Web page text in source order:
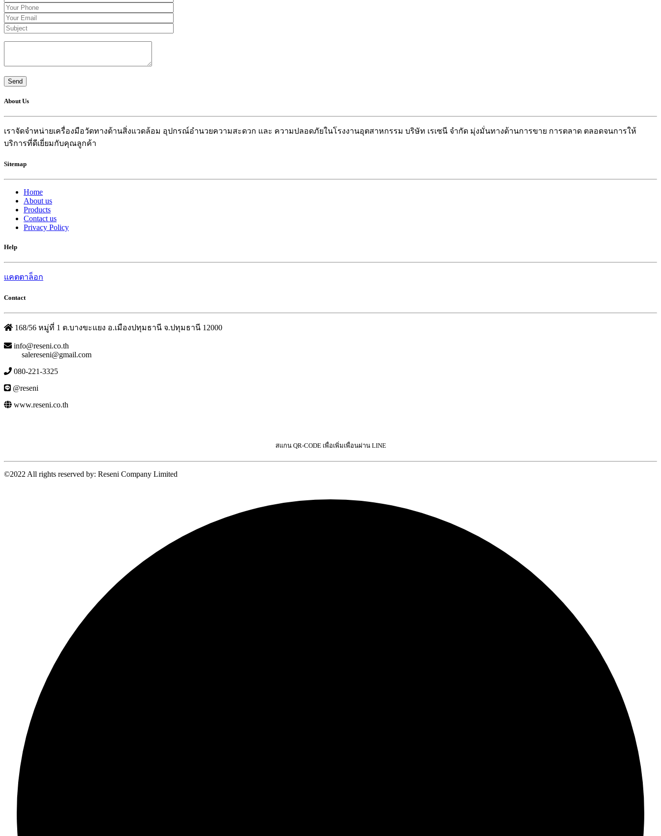
About Us
เราจัดจำหน่ายเครื่องมือวัดทางด้านสิ่งแวดล้อม อุปกรณ์อำนวยความสะดวก และ ความปลอดภัยในโรงงานอุตสาหกรรม บริษัท เรเซนี จำกัด มุ่งมั่นทางด้านการขาย การตลาด ตลอดจนการให้
บริการที่ดีเยี่ยมกับคุณลูกค้า
Sitemap
Home
About us
Products
Contact us
Privacy Policy
Help
แคตตาล็อก
Contact
168/56 หมู่ที่ 1 ต.บางขะแยง อ.เมืองปทุมธานี จ.ปทุมธานี 12000
info@reseni.co.th
salereseni@gmail.com
080-221-3325
@reseni
www.reseni.co.th
สแกน QR-CODE เพื่อเพิ่มเพื่อนผ่าน LINE
©2022 All rights reserved by: Reseni Company Limited